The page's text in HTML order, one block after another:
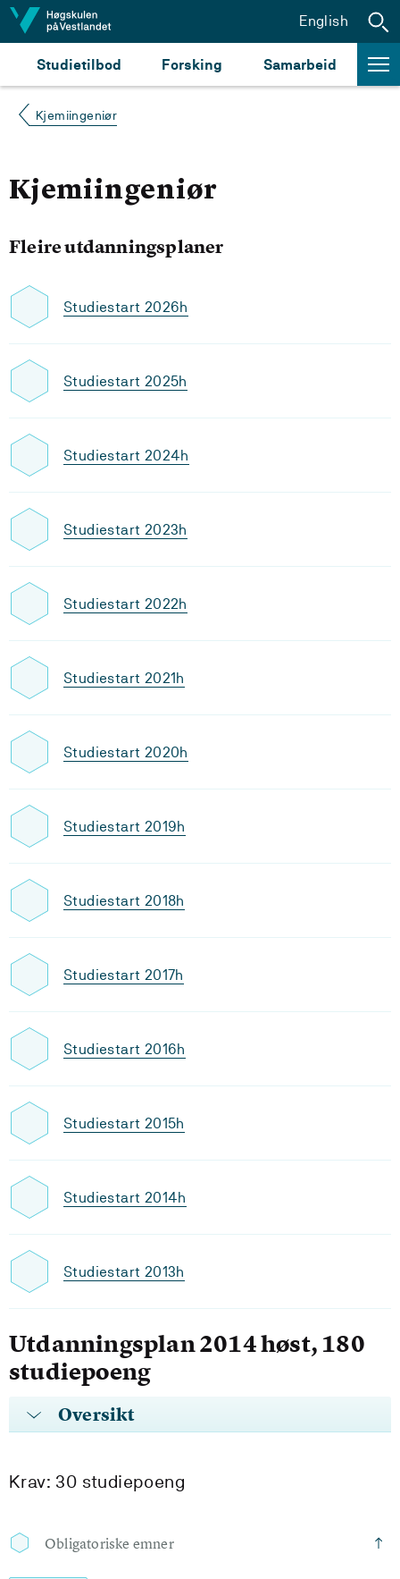
Hopp til innhald
Studietilbod Forsking Samarbeid
English
Kjemiingeniør
Kjemiingeniør
Fleire utdanningsplaner
Studiestart 2026h
Studiestart 2025h
Studiestart 2024h
Studiestart 2023h
Studiestart 2022h
Studiestart 2021h
Studiestart 2020h
Studiestart 2019h
Studiestart 2018h
Studiestart 2017h
Studiestart 2016h
Studiestart 2015h
Studiestart 2014h
Studiestart 2013h
Utdanningsplan 2014 høst, 180
studiepoeng
Oversikt
Krav: 30 studiepoeng
Obligatoriske emner